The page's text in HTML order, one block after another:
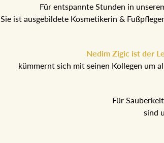
Für entspannte Stunden in
Sie ist ausgebildete Kosmetikerin &
Nedim Zigic ist der
kümmernt sich mit seinen Kollegen um
Für
sind